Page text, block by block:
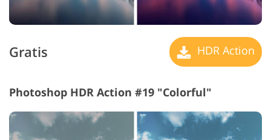
Gratis HDR Action
Photoshop HDR Action #19 "Colorful"